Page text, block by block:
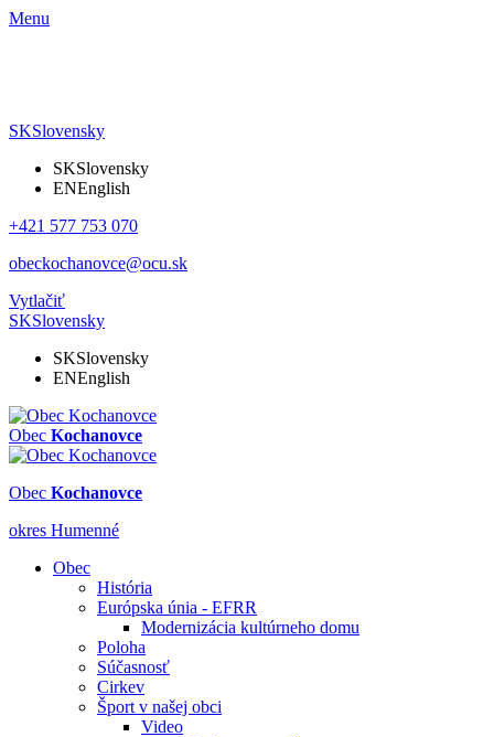
Menu
SKSlovensky
SKSlovensky
ENEnglish
+421 577 753 070
obeckochanovce@ocu.sk
Vytlačiť
SKSlovensky
SKSlovensky
ENEnglish
Obec Kochanovce
Obec Kochanovce
okres Humenné
Obec
História
Európska únia - EFRR
Modernizácia kultúrneho domu
Poloha
Súčasnosť
Cirkev
Šport v našej obci
Video